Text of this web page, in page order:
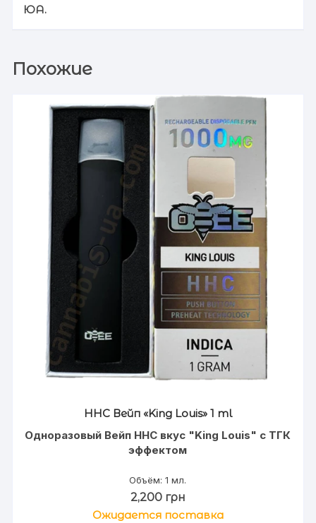
ЮА.
Похожие
HHC Вейп «King Louis» 1 ml
Одноразовый Вейп HHC вкус "King Louis" с ТГК
эффектом
Объём: 1 мл.
2,200 грн
Ожидается поставка